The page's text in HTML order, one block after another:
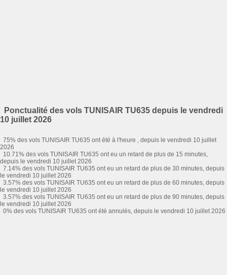
Ponctualité des vols TUNISAIR TU635 depuis le vendredi
10 juillet 2026
75% des vols TUNISAIR TU635 ont été à l'heure , depuis le vendredi 10 juillet
2026
10.71% des vols TUNISAIR TU635 ont eu un retard de plus de 15 minutes,
depuis le vendredi 10 juillet 2026
7.14% des vols TUNISAIR TU635 ont eu un retard de plus de 30 minutes, depuis
le vendredi 10 juillet 2026
3.57% des vols TUNISAIR TU635 ont eu un retard de plus de 60 minutes, depuis
le vendredi 10 juillet 2026
3.57% des vols TUNISAIR TU635 ont eu un retard de plus de 90 minutes, depuis
le vendredi 10 juillet 2026
0% des vols TUNISAIR TU635 ont été annulés, depuis le vendredi 10 juillet 2026